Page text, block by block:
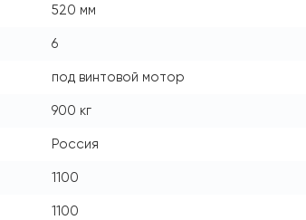
520 мм
6
под винтовой мотор
900 кг
Россия
1100
1100